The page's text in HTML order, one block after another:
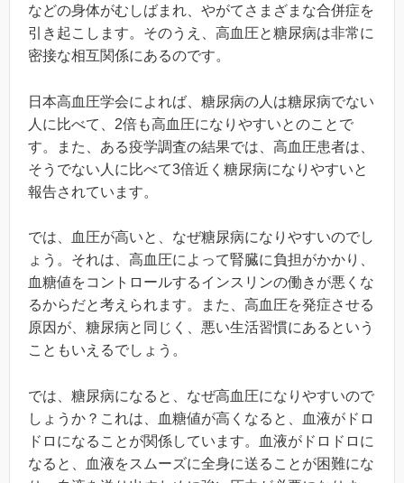
などの身体がむしばまれ、やがてさまざまな合併症を
引き起こします。そのうえ、高血圧と糖尿病は非常に
密接な相互関係にあるのです。
日本高血圧学会によれば、糖尿病の人は糖尿病でない
人に比べて、2倍も高血圧になりやすいとのことで
す。また、ある疫学調査の結果では、高血圧患者は、
そうでない人に比べて3倍近く糖尿病になりやすいと
報告されています。
では、血圧が高いと、なぜ糖尿病になりやすいのでし
ょう。それは、高血圧によって腎臓に負担がかかり、
血糖値をコントロールするインスリンの働きが悪くな
るからだと考えられます。また、高血圧を発症させる
原因が、糖尿病と同じく、悪い生活習慣にあるという
こともいえるでしょう。
では、糖尿病になると、なぜ高血圧になりやすいので
しょうか？これは、血糖値が高くなると、血液がドロ
ドロになることが関係しています。血液がドロドロに
なると、血液をスムーズに全身に送ることが困難にな